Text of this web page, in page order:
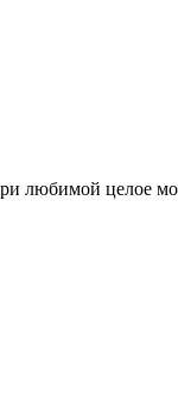
любимой целое